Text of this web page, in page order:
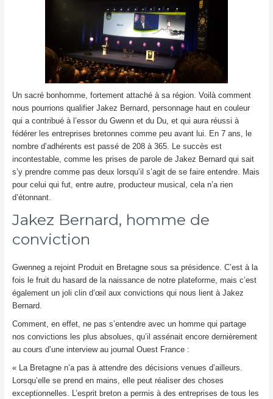
Un sacré bonhomme, fortement attaché à sa région. Voilà comment
nous pourrions qualifier Jakez Bernard, personnage haut en couleur
qui a contribué à l’essor du Gwenn et du Du, et qui aura réussi à
fédérer les entreprises bretonnes comme peu avant lui. En 7 ans, le
nombre d’adhérents est passé de 208 à 365. Le succès est
incontestable, comme les prises de parole de Jakez Bernard qui sait
s’y prendre comme pas deux lorsqu’il s’agit de se faire entendre. Mais
pour celui qui fut, entre autre, producteur musical, cela n’a rien
d’étonnant.
Jakez Bernard, homme de
conviction
Gwenneg a rejoint Produit en Bretagne sous sa présidence. C’est à la
fois le fruit du hasard de la naissance de notre plateforme, mais c’est
également un joli clin d’œil aux convictions qui nous lient à Jakez
Bernard.
Comment, en effet, ne pas s’entendre avec un homme qui partage
nos convictions les plus absolues, qu’il assénait encore dernièrement
au cours d’une interview au journal Ouest France :
« La Bretagne n’a pas à attendre des décisions venues d’ailleurs.
Lorsqu’elle se prend en mains, elle peut réaliser des choses
exceptionnelles. L’esprit breton a permis à des entreprises de tous les